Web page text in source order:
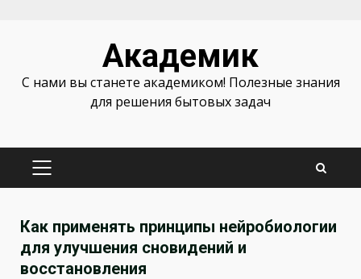
Академик
С нами вы станете академиком! Полезные знания
для решения бытовых задач
ОСНОВНОЕ
Как применять принципы нейробиологии
для улучшения сновидений и
восстановления